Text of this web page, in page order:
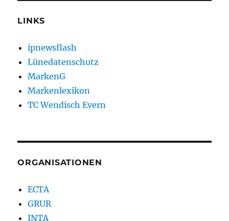
LINKS
ipnewsflash
Lünedatenschutz
MarkenG
Markenlexikon
TC Wendisch Evern
ORGANISATIONEN
ECTA
GRUR
INTA